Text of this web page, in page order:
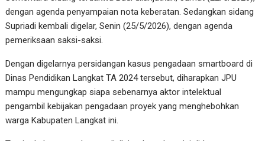
dengan agenda penyampaian nota keberatan. Sedangkan sidang
Supriadi kembali digelar, Senin (25/5/2026), dengan agenda
pemeriksaan saksi-saksi.
Dengan digelarnya persidangan kasus pengadaan smartboard di
Dinas Pendidikan Langkat TA 2024 tersebut, diharapkan JPU
mampu mengungkap siapa sebenarnya aktor intelektual
pengambil kebijakan pengadaan proyek yang menghebohkan
warga Kabupaten Langkat ini.